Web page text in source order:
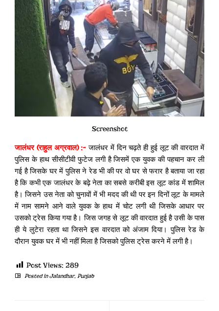
Screenshot
जालंधर (राहुल अग्रवाल) :- जालंधर में दिन चढ़ते ही हुई लूट की वारदात में
पुलिस के हाथ सीसीटीवी फुटेज लगी है जिसमें एक युवक की पहचान कर ली
गई है जिसके घर में पुलिस ने रेड भी की पर वो घर से फरार है बताया जा रहा
है कि कभी एक जालंधर के बढ़े नेता का सबसे करीबी इस लूट कांड में शामिल
है। जिसने उस नेता को चुनावों में भी मदद की थी पर इन दिनों लूट के मामले
में नाम सामने आने वाले युवक के हाथ में चोट लगी थी जिसके आधार पर
उसको ट्रेस किया गया है। जिस जगह से लूट की वारदात हुई है उसी के पास
ही ये लुटेरा रहता था जिसने इस वारदात को अंजाम दिया। पुलिस रेड के
दौरान युवक घर में भी नहीं मिला है जिसको पुलिस ट्रेस करने में लगी है।
Post Views: 289
Posted inJalandhar, Punjab